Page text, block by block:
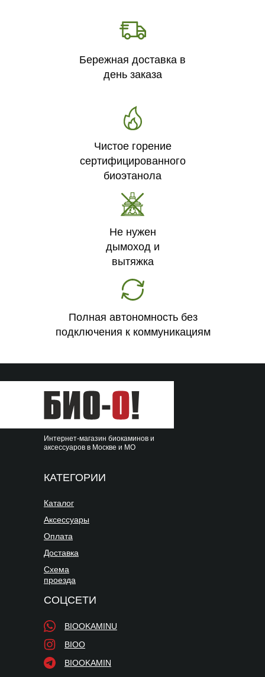
Бережная доставка в
день заказа
Чистое горение
сертифицированного
биоэтанола
Не нужен
дымоход и
вытяжка
Полная автономность без
подключения к коммуникациям
КАТЕГОРИИ
Аксессуары
Каталог
Оплата
Доставка
Схема
проезда
СОЦСЕТИ
BIOO
BIOOKAMINU
Интернет-магазин биокаминов и
аксессуаров в Москве и МО
BIOOKAMIN